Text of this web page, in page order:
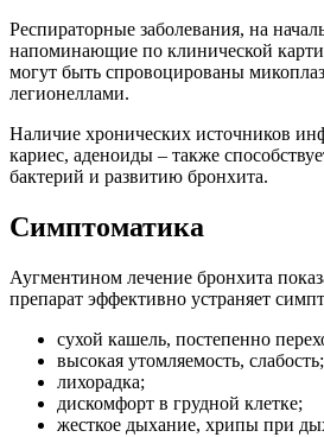
Респираторные заболевания, на
напоминающие по клинической
могут быть спровоцированы
легионеллами.
Наличие хронических источников
кариес, аденоиды – также
бактерий и развитию бронхита.
Симптоматика
Аугментином лечение бронхита
препарат эффективно устраняет
сухой кашель, постепенно
высокая утомляемость, слабость;
лихорадка;
дискомфорт в грудной клетке;
жесткое дыхание, хрипы при